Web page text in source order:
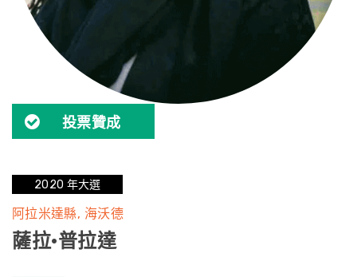
投票贊成
2020 年大選
阿拉米達縣 海沃德
薩拉·普拉達